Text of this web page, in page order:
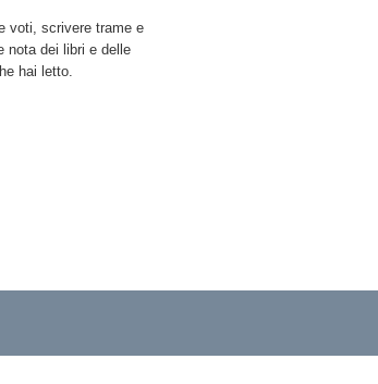
voti, scrivere trame e
nota dei libri e delle
hai letto.